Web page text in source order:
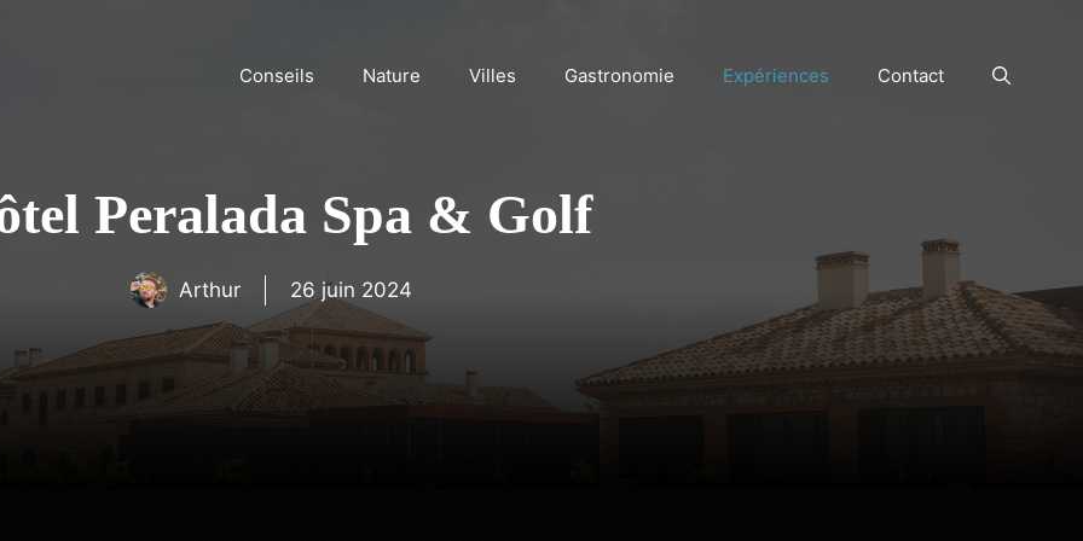
Conseils Nature Villes Gastronomie Expériences Contact
Peralada Spa & Golf
Arthur 26 juin 2024